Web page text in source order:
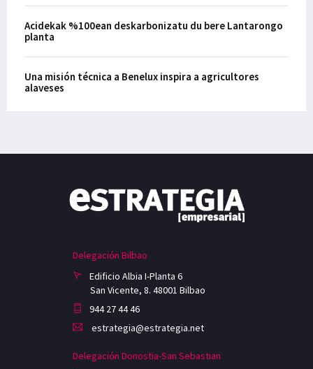
Acidekak %100ean deskarbonizatu du bere Lantarongo
planta
Una misión técnica a Benelux inspira a agricultores
alaveses
Delegación Bilbao
Edificio Albia I-Planta 6
San Vicente, 8. 48001 Bilbao
944 27 44 46
estrategia@estrategia.net
Delegación Donostia-San Sebastian